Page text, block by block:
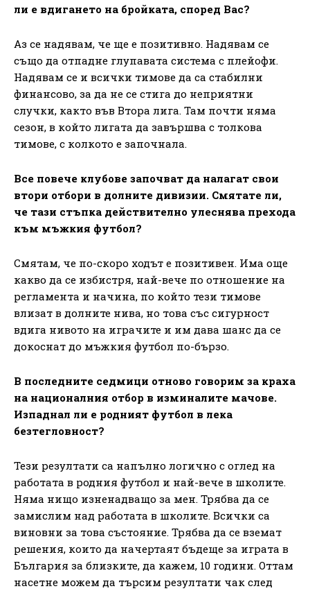
ли е вдигането на бройката, според Вас?
Аз се надявам, че ще е позитивно. Надявам се
също да отпадне глупавата система с плейофи.
Надявам се и всички тимове да са стабилни
финансово, за да не се стига до неприятни
случки, както във Втора лига. Там почти няма
сезон, в който лигата да завършва с толкова
тимове, с колкото е започнала.
Все повече клубове започват да налагат свои
втори отбори в долните дивизии. Смятате ли,
че тази стъпка действително улеснява прехода
към мъжкия футбол?
Смятам, че по-скоро ходът е позитивен. Има още
какво да се избистря, най-вече по отношение на
регламента и начинa, по който тези тимове
влизат в долните нива, но това със сигурност
вдига нивото на играчите и им дава шанс да се
докоснат до мъжкия футбол по-бързо.
В последните седмици отново говорим за краха
на националния отбор в изминалите мачове.
Изпаднал ли е родният футбол в лека
безтегловност?
Тези резултати са напълно логично с оглед на
работата в родния футбол и най-вече в школите.
Няма нищо изненадващо за мен. Трябва да се
замислим над работата в школите. Всички са
виновни за това състояние. Трябва да се вземат
решения, които да начертаят бъдеще за играта в
България за близките, да кажем, 10 години. Оттам
насетне можем да търсим резултати чак след